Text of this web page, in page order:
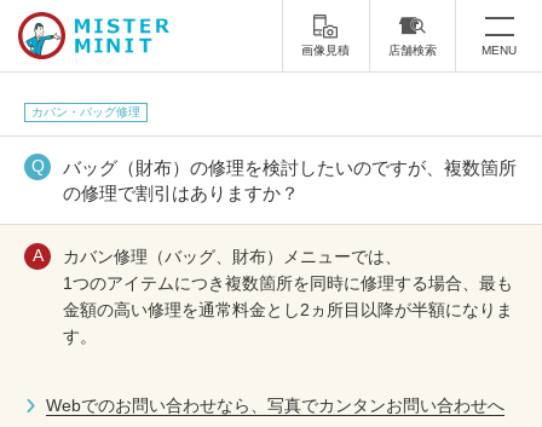
画像見積 店舗検索 MENU
トップ
ミスターミニットについて
修理サービス・料金
スーツケース修理 靴修理
スニーカー修理
カバン・バッグ修理
バッグ（財布）の修理を検討したいのですが、複数箇所
の修理で割引はありますか？
カバン修理（バッグ、財布）メニューでは、
1つのアイテムにつき複数箇所を同時に修理する場合、最も
金額の高い修理を通常料金とし2ヵ所目以降が半額になりま
す。
Webでのお問い合わせなら、写真でカンタンお問い合わせへ